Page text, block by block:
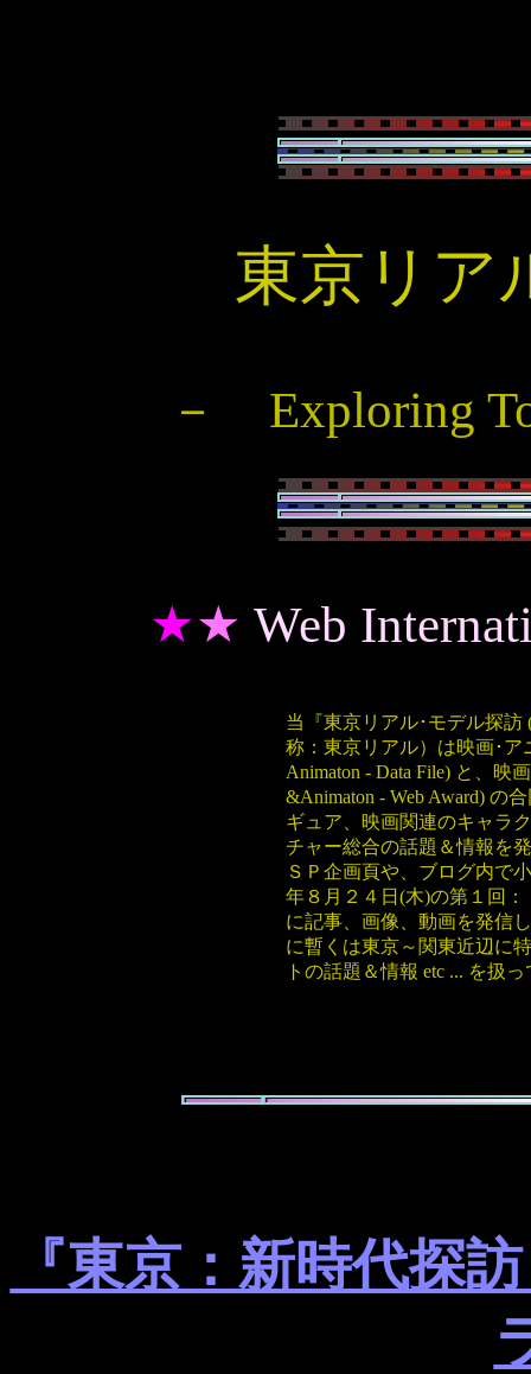
東京リア
－ Exploring
★★ Web
当『東京リアル･モデル探訪
称：東京リアル）は映画･ア
Animaton - Data File) と、映
&Animaton - Web Award) の
ギュア、映画関連のキャラ
チャー総合の話題＆情報を
ＳＰ企画頁や、ブログ内で
年８月２４日(木)の第１回：
に記事、画像、動画を発信
に暫くは東京～関東近辺に
トの話題＆情報 etc ... を扱
『東京：新時代探